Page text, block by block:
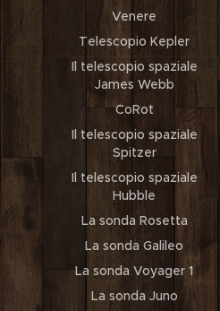
Venere
Telescopio Kepler
Il telescopio spaziale
James Webb
CoRot
Il telescopio spaziale
Spitzer
Il telescopio spaziale
Hubble
La sonda Rosetta
La sonda Galileo
La sonda Voyager 1
La sonda Juno